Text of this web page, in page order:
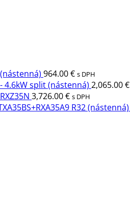
964.00€ s DPH
4.6kW split (nástenná) 2,065.00€
3,726.00€ s DPH
R32 (nástenná)